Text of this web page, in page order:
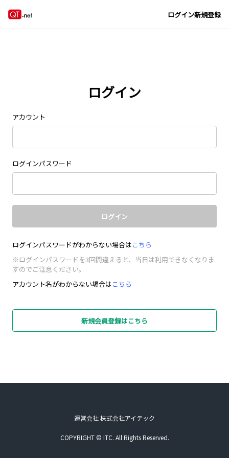
ログイン新規登録
ログイン
アカウント
ログインパスワード
ログイン
ログインパスワードがわからない場合はこちら
※ログインパスワードを3回間違えると、当日は利用できなくなりま
すのでご注意ください。
アカウント名がわからない場合はこちら
新規会員登録はこちら
運営会社 株式会社アイテック
COPYRIGHT © ITC. All Rights Reserved.